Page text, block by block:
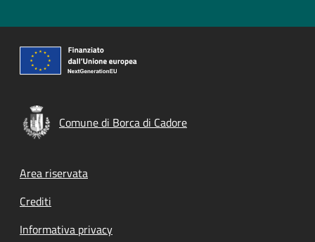
Comune di Borca di Cadore
Footer menu
Area riservata
Crediti
Informativa privacy